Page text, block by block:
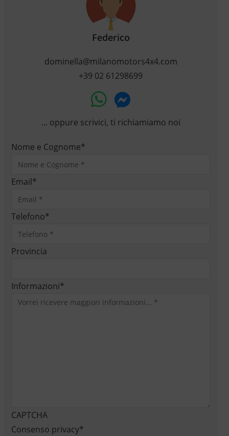
Federico
dominella@milanomotors4x4.com
+39 02 61298699
... oppure scrivici, ti richiamiamo noi
Nome e Cognome*
Email*
Telefono*
Provincia
Informazioni*
CAPTCHA
Consenso privacy*